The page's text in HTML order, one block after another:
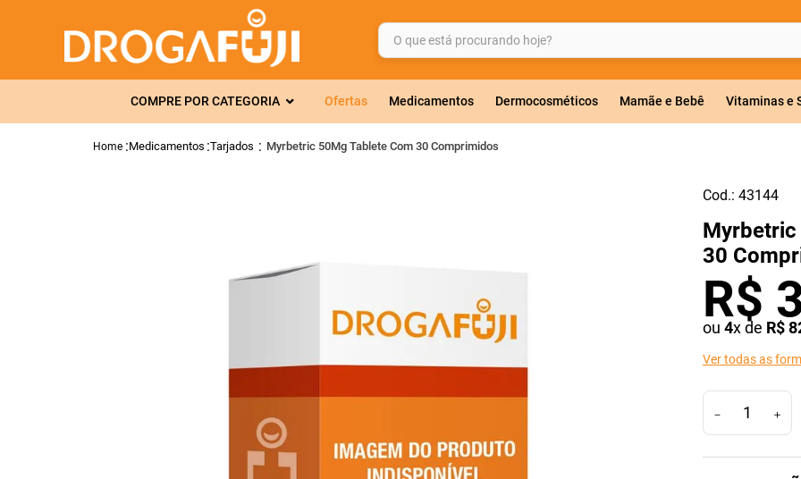
O que está procurando hoje?
COMPRE POR CATEGORIA Ofertas Medicamentos Dermocosméticos Mamãe e Bebê Vitaminas e
Medicamentos Tarjados Myrbetric 50Mg Tablete Com 30 Comprimidos
Cod.: 43144
Myrbetric
30
R$
ou 4x de R$
Ver todas as
＋
－
TERMOS MAIS BUSCADOS
2º
gelmax
6º
tadalafila
9º
lola
10º fraldas geriátricas